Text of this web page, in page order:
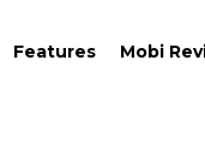
Features Mobi